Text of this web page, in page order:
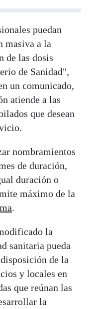
puedan
masiva a la
de las dosis
de Sanidad",
un comunicado,
atiende a las
que desean
nombramientos
de duración,
duración o
máximo de la
.
la
sanitaria pueda
de la
y locales en
que reúnan las
la